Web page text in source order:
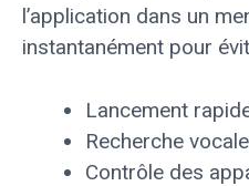
l’application dans un
instantanément pour
Lancement
Recherche
Contrôle des